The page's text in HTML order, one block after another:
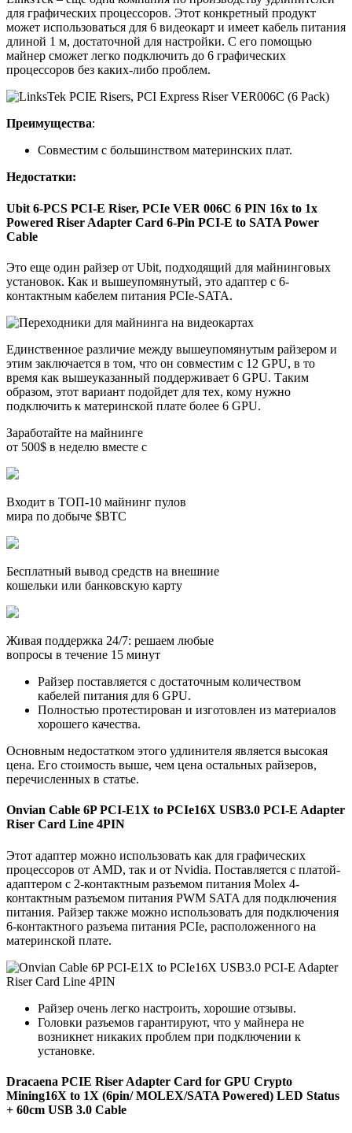
для графических процессоров. Этот конкретный продукт
может использоваться для 6 видеокарт и имеет кабель питания
длиной 1 м, достаточной для настройки. С его помощью
майнер сможет легко подключить до 6 графических
процессоров без каких-либо проблем.
Преимущества:
Совместим с большинством материнских плат.
Недостатки:
Ubit 6-PCS PCI-E Riser, PCIe VER 006C 6 PIN 16x to 1x
Powered Riser Adapter Card 6-Pin PCI-E to SATA Power
Cable
Это еще один райзер от Ubit, подходящий для майнинговых
установок. Как и вышеупомянутый, это адаптер с 6-
контактным кабелем питания PCIe-SATA.
Единственное различие между вышеупомянутым райзером и
этим заключается в том, что он совместим с 12 GPU, в то
время как вышеуказанный поддерживает 6 GPU. Таким
образом, этот вариант подойдет для тех, кому нужно
подключить к материнской плате более 6 GPU.
Заработайте на майнинге
от 500$ в неделю вместе с
Входит в ТОП-10 майнинг пулов
мира по добыче $BTC
Бесплатный вывод средств на внешние
кошельки или банковскую карту
Живая поддержка 24/7: решаем любые
вопросы в течение 15 минут
Райзер поставляется с достаточным количеством
кабелей питания для 6 GPU.
Полностью протестирован и изготовлен из материалов
хорошего качества.
Основным недостатком этого удлинителя является высокая
цена. Его стоимость выше, чем цена остальных райзеров,
перечисленных в статье.
Onvian Cable 6P PCI-E1X to PCIe16X USB3.0 PCI-E Adapter
Riser Card Line 4PIN
Этот адаптер можно использовать как для графических
процессоров от AMD, так и от Nvidia. Поставляется с платой-
адаптером с 2-контактным разъемом питания Molex 4-
контактным разъемом питания PWM SATA для подключения
питания. Райзер также можно использовать для подключения
6-контактного разъема питания PCIe, расположенного на
материнской плате.
Райзер очень легко настроить, хорошие отзывы.
Головки разъемов гарантируют, что у майнера не
возникнет никаких проблем при подключении к
установке.
Dracaena PCIE Riser Adapter Card for GPU Crypto
Mining16X to 1X (6pin/ MOLEX/SATA Powered) LED Status
+ 60cm USB 3.0 Cable